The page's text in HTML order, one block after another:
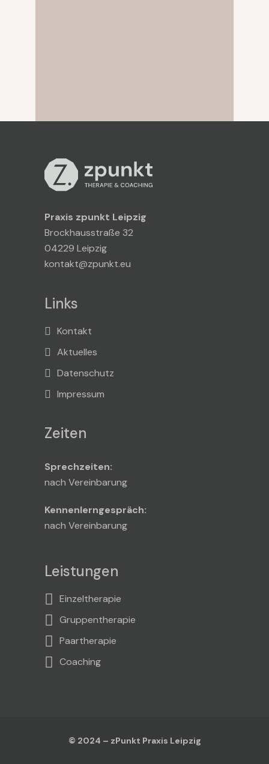
Praxis zpunkt Leipzig
Brockhausstraße 32
04229 Leipzig
kontakt@zpunkt.eu
Links
Kontakt
Aktuelles
Datenschutz
Impressum
Zeiten
Sprechzeiten:
nach Vereinbarung
Kennenlerngespräch:
nach Vereinbarung
Leistungen
Einzeltherapie
Gruppentherapie
Paartherapie
Coaching
© 2024 – zPunkt Praxis Leipzig